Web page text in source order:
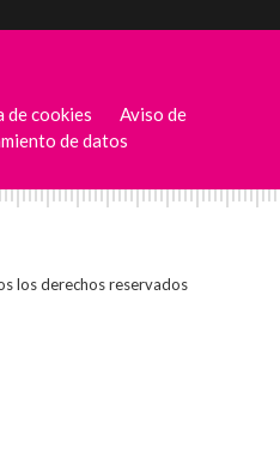
de cookies
Aviso de
de datos
los derechos reservados